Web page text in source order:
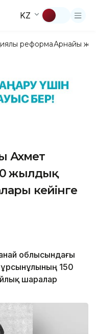
KZ
реформаАрнайы
Ахмет
жылдық
кейінге
облысындағы
150
шаралар